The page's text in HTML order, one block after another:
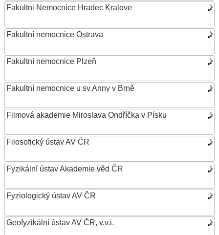
Fakultni Nemocnice Hradec Kralove
Fakultní nemocnice Ostrava
Fakultní nemocnice Plzeň
Fakultní nemocnice u sv.Anny v Brně
Filmová akademie Miroslava Ondříčka v Písku
Filosofický ústav AV ČR
Fyzikální ústav Akademie věd ČR
Fyziologický ústav AV ČR
Geofyzikální ústav AV ČR, v.v.i.